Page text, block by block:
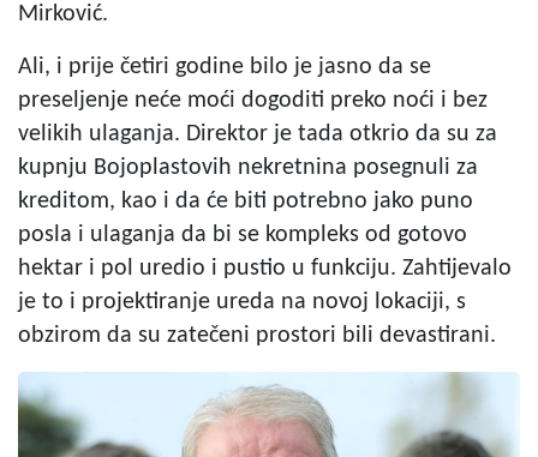
Mirković.
Ali, i prije četiri godine bilo je jasno da se
preseljenje neće moći dogoditi preko noći i bez
velikih ulaganja. Direktor je tada otkrio da su za
kupnju Bojoplastovih nekretnina posegnuli za
kreditom, kao i da će biti potrebno jako puno
posla i ulaganja da bi se kompleks od gotovo
hektar i pol uredio i pustio u funkciju. Zahtijevalo
je to i projektiranje ureda na novoj lokaciji, s
obzirom da su zatečeni prostori bili devastirani.